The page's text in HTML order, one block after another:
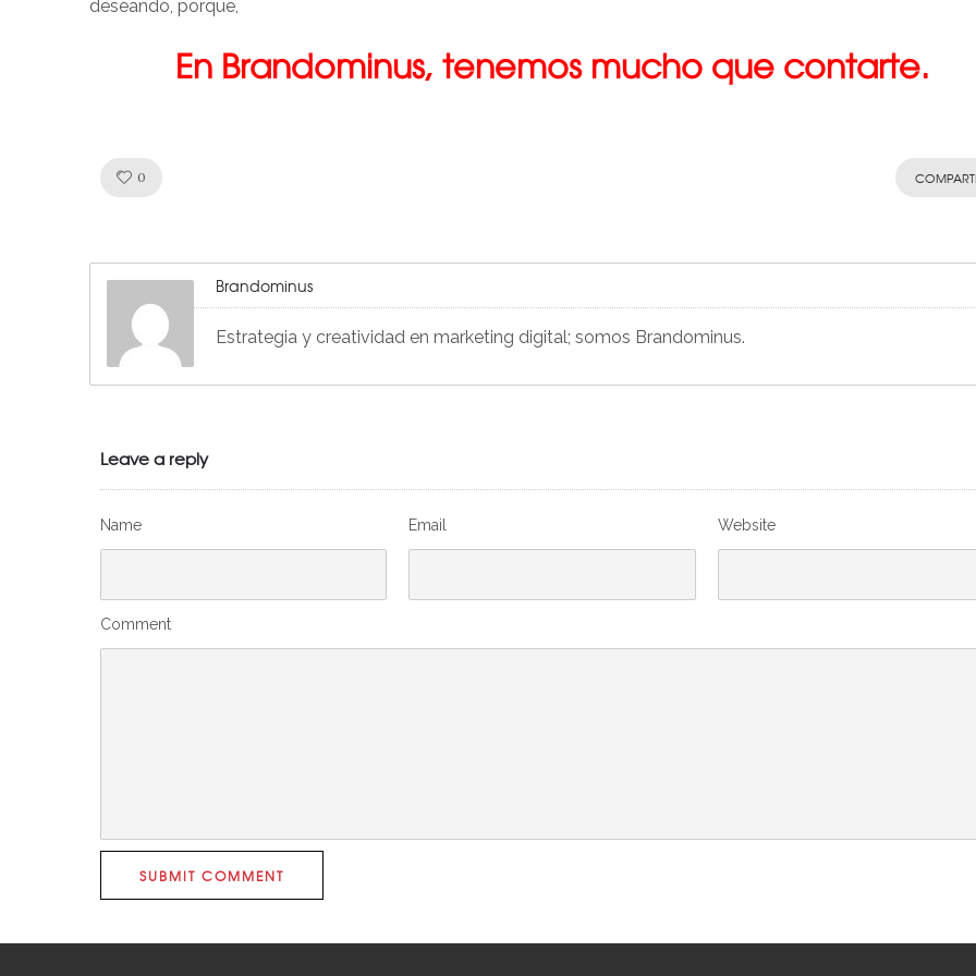
deseando, porque,
En Brandominus, tenemos mucho que contarte.
0
Brandominus
Estrategia y creatividad en marketing digital; somos Brandominus.
Leave a reply
Name Email Website
Comment
SUBMIT COMMENT